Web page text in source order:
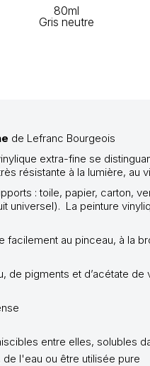
80ml
Gris neutre
de Lefranc Bourgeois
extra-fine se
résistante à la lumière, au
: toile, papier, carton,
La peinture
facilement au pinceau, à la
de pigments et d’acétate de
entre elles, solubles
l'eau ou être utilisée pure